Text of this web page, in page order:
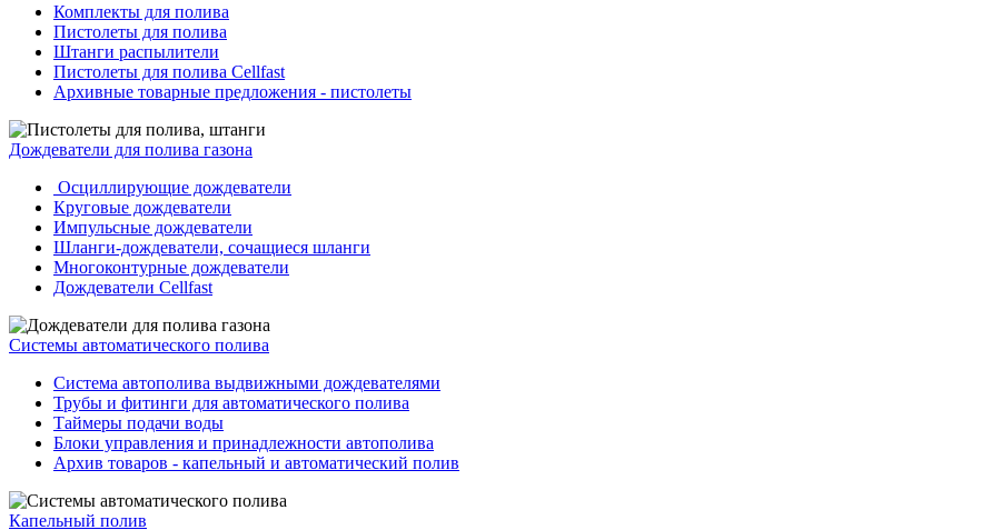
Комплекты для полива
Пистолеты для полива
Штанги распылители
Пистолеты для полива Cellfast
Архивные товарные предложения - пистолеты
Дождеватели для полива газона
Осциллирующие дождеватели
Круговые дождеватели
Импульсные дождеватели
Шланги-дождеватели, сочащиеся шланги
Многоконтурные дождеватели
Дождеватели Cellfast
Системы автоматического полива
Система автополива выдвижными дождевателями
Трубы и фитинги для автоматического полива
Таймеры подачи воды
Блоки управления и принадлежности автополива
Архив товаров - капельный и автоматический полив
Капельный полив